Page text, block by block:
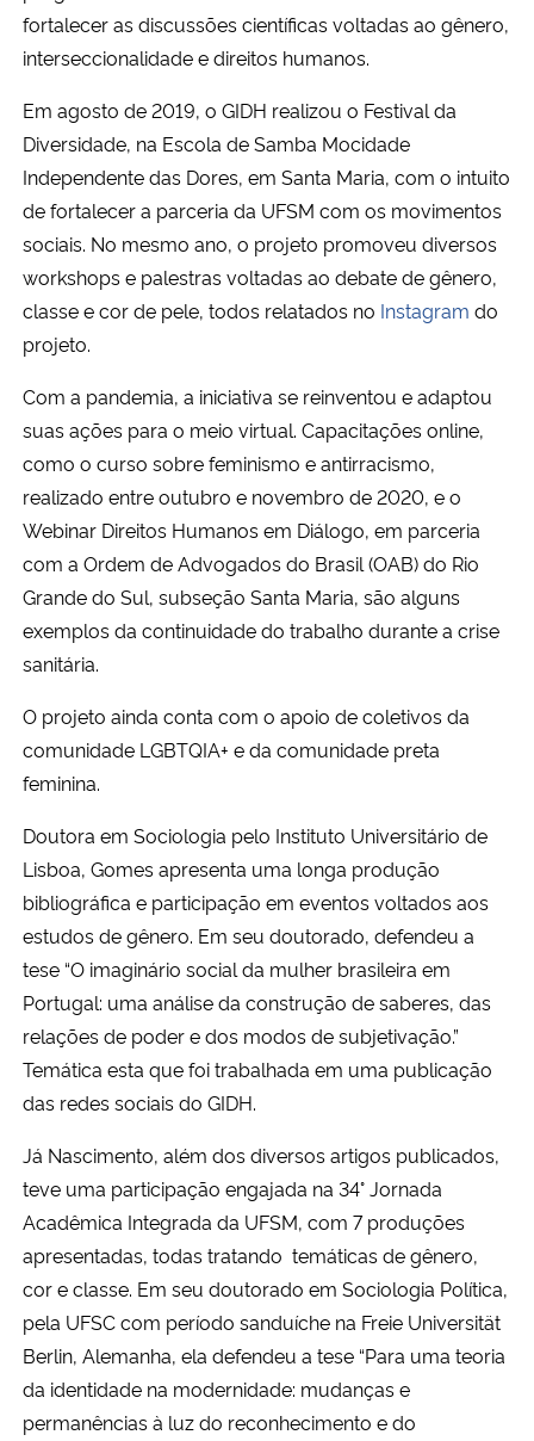
fortalecer as discussões científicas voltadas ao gênero,
interseccionalidade e direitos humanos.
Em agosto de 2019, o GIDH realizou o Festival da
Diversidade, na Escola de Samba Mocidade
Independente das Dores, em Santa Maria, com o intuito
de fortalecer a parceria da UFSM com os movimentos
sociais. No mesmo ano, o projeto promoveu diversos
workshops e palestras voltadas ao debate de gênero,
classe e cor de pele, todos relatados no Instagram do
projeto.
Com a pandemia, a iniciativa se reinventou e adaptou
suas ações para o meio virtual. Capacitações online,
como o curso sobre feminismo e antirracismo,
realizado entre outubro e novembro de 2020, e o
Webinar Direitos Humanos em Diálogo, em parceria
com a Ordem de Advogados do Brasil (OAB) do Rio
Grande do Sul, subseção Santa Maria, são alguns
exemplos da continuidade do trabalho durante a crise
sanitária.
O projeto ainda conta com o apoio de coletivos da
comunidade LGBTQIA+ e da comunidade preta
feminina.
Doutora em Sociologia pelo Instituto Universitário de
Lisboa, Gomes apresenta uma longa produção
bibliográfica e participação em eventos voltados aos
estudos de gênero. Em seu doutorado, defendeu a
tese “O imaginário social da mulher brasileira em
Portugal: uma análise da construção de saberes, das
relações de poder e dos modos de subjetivação.”
Temática esta que foi trabalhada em uma publicação
das redes sociais do GIDH.
Já Nascimento, além dos diversos artigos publicados,
teve uma participação engajada na 34° Jornada
Acadêmica Integrada da UFSM, com 7 produções
apresentadas, todas tratando temáticas de gênero,
cor e classe. Em seu doutorado em Sociologia Política,
pela UFSC com período sanduíche na Freie Universität
Berlin, Alemanha, ela defendeu a tese “Para uma teoria
da identidade na modernidade: mudanças e
permanências à luz do reconhecimento e do